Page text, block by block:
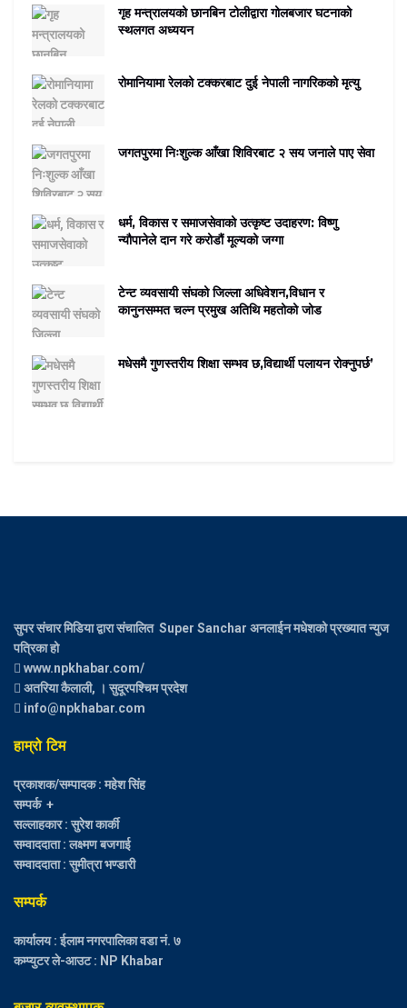
गृह मन्त्रालयको छानबिन टोलीद्वारा गोलबजार घटनाको
स्थलगत अध्ययन
रोमानियामा रेलको टक्करबाट दुई नेपाली नागरिकको मृत्यु
जगतपुरमा निःशुल्क आँखा शिविरबाट २ सय जनाले पाए सेवा
धर्म, विकास र समाजसेवाको उत्कृष्ट उदाहरण: विष्णु
न्यौपानेले दान गरे करोडौं मूल्यको जग्गा
टेन्ट व्यवसायी संघको जिल्ला अधिवेशन,विधान र
कानुनसम्मत चल्न प्रमुख अतिथि महतोको जोड
मधेसमै गुणस्तरीय शिक्षा सम्भव छ,विद्यार्थी पलायन रोक्नुपर्छ’
सुपर संचार मिडिया द्वारा संचालित Super Sanchar अनलाईन मधेशको प्रख्यात न्युज
पत्रिका हो
www.npkhabar.com/
अतरिया कैलाली, । सुदूरपश्चिम प्रदेश
info@npkhabar.com
हाम्रो टिम
प्रकाशक/सम्पादक : महेश सिंह
सम्पर्क +
सल्लाहकार : सुरेश कार्की
सम्वाददाता : लक्ष्मण बजगाई
सम्वाददाता : सुमीत्रा भण्डारी
सम्पर्क
कार्यालय : ईलाम नगरपालिका वडा नं. ७
कम्प्युटर ले-आउट : NP Khabar